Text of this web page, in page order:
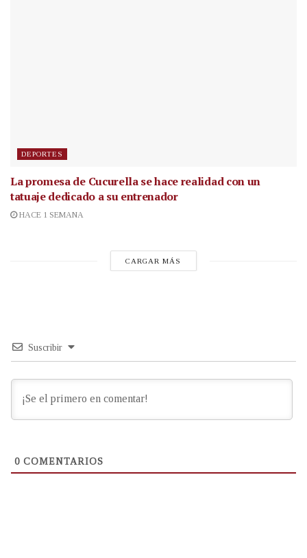
DEPORTES
La promesa de Cucurella se hace realidad con un
tatuaje dedicado a su entrenador
HACE 1 SEMANA
CARGAR MÁS
Suscribir
0 COMENTARIOS